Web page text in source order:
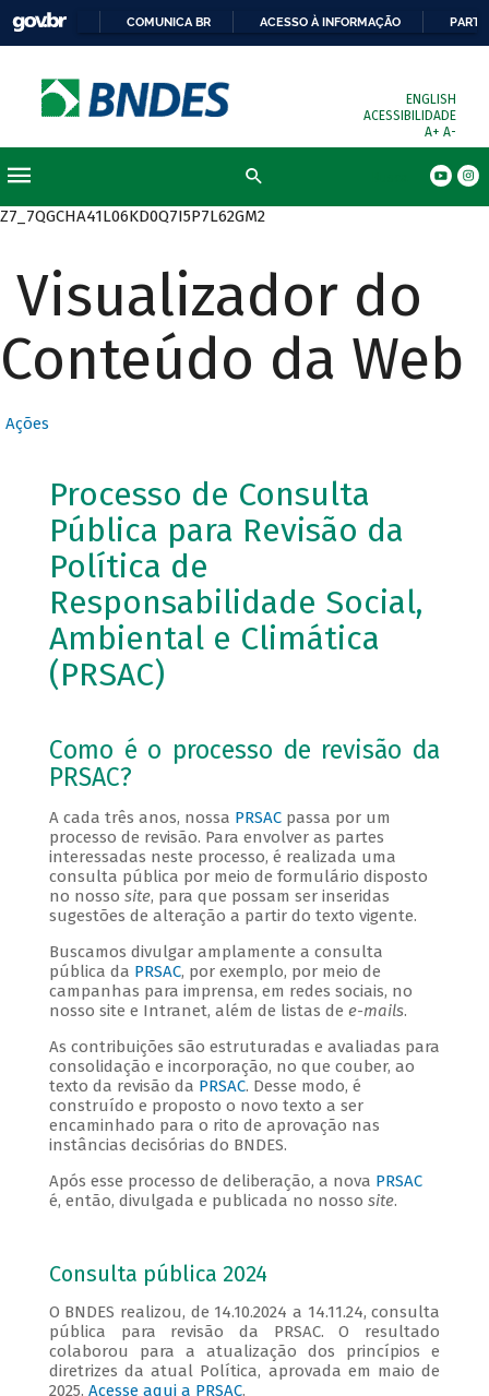
COMUNICA BR ACESSO À INFORMAÇÃO
ENGLISH
ACESSIBILIDADE
A+ A-
Z7_7QGCHA41L06KD0Q7I5P7L62GM2
Visualizador do
Conteúdo da Web
Ações
Processo de Consulta
Pública para Revisão da
Política de
Responsabilidade Social,
Ambiental e Climática
(PRSAC)
Como é o processo de revisão da
PRSAC?
A cada três anos, nossa PRSACpassa por um
processo de revisão. Para envolver as partes
interessadas neste processo, é realizada uma
consulta pública por meio de formulário disposto
no nosso site, para que possam ser inseridas
sugestões de alteração a partir do texto vigente.
Buscamos divulgar amplamente a consulta
pública da PRSAC, por exemplo, por meio de
campanhas para imprensa, em redes sociais, no
nosso site e Intranet, além de listas de e-mails.
As contribuições são estruturadas e avaliadas para
consolidação e incorporação, no que couber, ao
texto da revisão da PRSAC. Desse modo, é
construído e proposto o novo texto a ser
encaminhado para o rito de aprovação nas
instâncias decisórias do BNDES.
Após esse processo de deliberação, a nova PRSAC
é, então, divulgada e publicada no nosso site.
Consulta pública 2024
O BNDES realizou, de 14.10.2024 a 14.11.24, consulta
pública para revisão da PRSAC. O resultado
colaborou para a atualização dos princípios e
diretrizes da atual Política, aprovada em maio de
2025. Acesse aqui a PRSAC.